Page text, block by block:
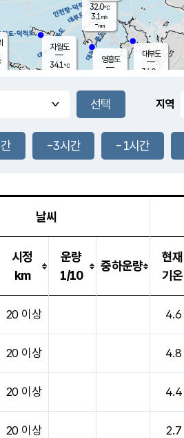
풍도
3.1m/s
32.0℃
3.1 m/s
-mm
영흥도
자월도
34.1℃
대부도
34.0
지역
-3시간 -1시간
날씨
시정
km
운량
1/10
중하운량
현재
기온
20 이상 4.6
20 이상 4.8
20 이상 4.4
20 이상 2.7